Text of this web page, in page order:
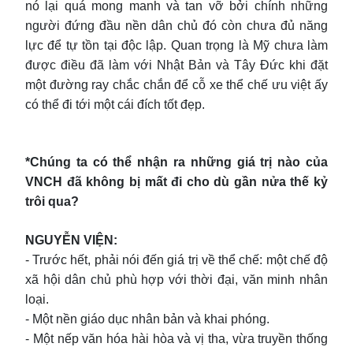
nó lại quá mong manh và tan vỡ bởi chính những
người đứng đầu nền dân chủ đó còn chưa đủ năng
lực để tự tồn tại độc lập. Quan trọng là Mỹ chưa làm
được điều đã làm với Nhật Bản và Tây Đức khi đặt
một đường ray chắc chắn để cỗ xe thể chế ưu việt ấy
có thể đi tới một cái đích tốt đẹp.
*Chúng ta có thể nhận ra những giá trị nào của
VNCH đã không bị mất đi cho dù gần nửa thế kỷ
trôi qua?
NGUYỄN VIỆN:
- Trước hết, phải nói đến giá trị về thể chế: một chế độ
xã hội dân chủ phù hợp với thời đại, văn minh nhân
loại.
- Một nền giáo dục nhân bản và khai phóng.
- Một nếp văn hóa hài hòa và vị tha, vừa truyền thống